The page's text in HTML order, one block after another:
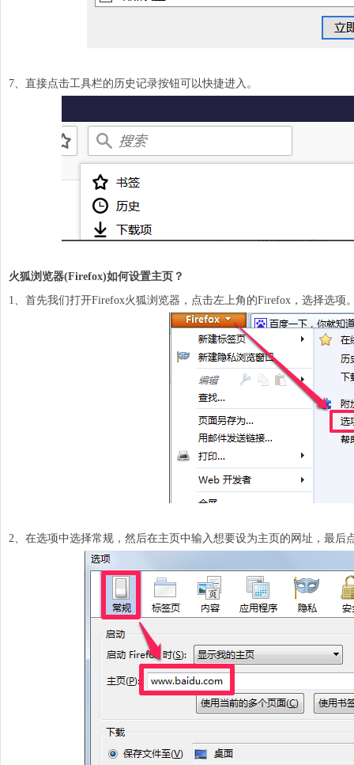
7、直接点击工具栏的历史记录按钮可以快捷进入。
火狐浏览器(Firefox)如何设置主页 ？
1、首先我们打开Firefox火狐浏览器，点击左上角的Firefox，选择选项
2、在选项中选择常规，然后在主页中输入想要设为主页的网址，最后